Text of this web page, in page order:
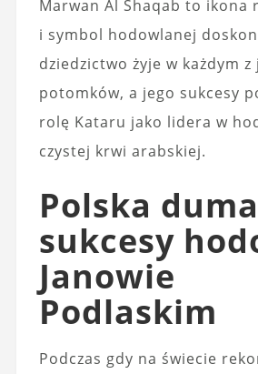
Marwan Al Shaqab to ikona
i symbol hodowlanej
dziedzictwo żyje w każdym z
potomków, a jego sukcesy
rolę Kataru jako lidera w
czystej krwi arabskiej.
Polska
sukcesy
Janowie
Podlaskim
Podczas gdy na świecie